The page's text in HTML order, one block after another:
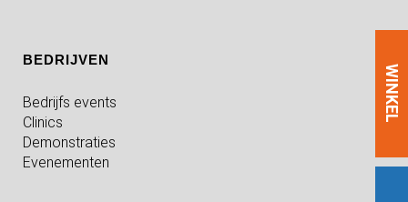
WINKEL
BEDRIJVEN
Bedrijfs events
Clinics
Demonstraties
Evenementen